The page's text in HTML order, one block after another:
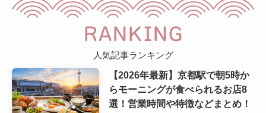
RANKING
人気記事ランキング
【2026年最新】京都駅で朝5時か
らモーニングが食べられるお店8
選！営業時間や特徴などまとめ！